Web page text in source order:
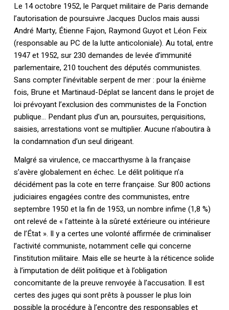
Le 14 octobre 1952, le Parquet militaire de Paris demande
l’autorisation de poursuivre Jacques Duclos mais aussi
André Marty, Étienne Fajon, Raymond Guyot et Léon Feix
(responsable au PC de la lutte anticoloniale). Au total, entre
1947 et 1952, sur 230 demandes de levée d’immunité
parlementaire, 210 touchent des députés communistes.
Sans compter l’inévitable serpent de mer : pour la énième
fois, Brune et Martinaud-Déplat se lancent dans le projet de
loi prévoyant l’exclusion des communistes de la Fonction
publique… Pendant plus d’un an, poursuites, perquisitions,
saisies, arrestations vont se multiplier. Aucune n’aboutira à
la condamnation d’un seul dirigeant.
Malgré sa virulence, ce maccarthysme à la française
s’avère globalement en échec. Le délit politique n’a
décidément pas la cote en terre française. Sur 800 actions
judiciaires engagées contre des communistes, entre
septembre 1950 et la fin de 1953, un nombre infime (1,8 %)
ont relevé de « l’atteinte à la sûreté extérieure ou intérieure
de l’État ». Il y a certes une volonté affirmée de criminaliser
l’activité communiste, notamment celle qui concerne
l’institution militaire. Mais elle se heurte à la réticence solide
à l’imputation de délit politique et à l’obligation
concomitante de la preuve renvoyée à l’accusation. Il est
certes des juges qui sont prêts à pousser le plus loin
possible la procédure à l’encontre des responsables et